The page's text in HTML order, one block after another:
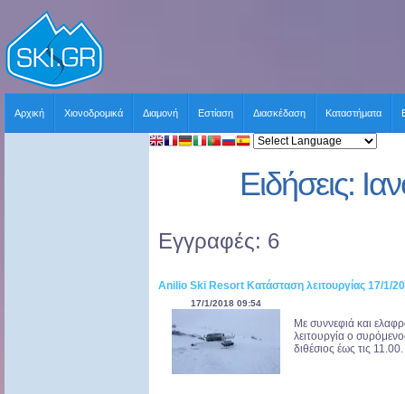
Αρχική Χιονοδρομικά Διαμονή Εστίαση Διασκέδαση Καταστήματα
Ειδήσεις:
Εγγραφές: 6
Anilio Ski Resort Κατάσταση λειτουργίας 17/1/
17/1/2018 09:54
Με συννεφιά και
λειτουργία ο
διθέσιος έως τις